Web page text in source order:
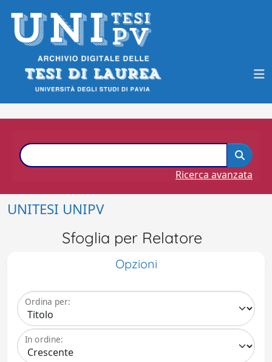
Ricerca avanzata
UNITESI UNIPV
Sfoglia per Relatore
Opzioni
Ordina per:
In ordine: